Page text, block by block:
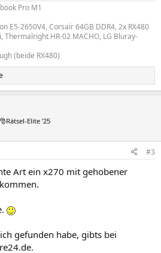
Pro M1
E5-2650V4, Corsair 64GB DDR4, 2x RX480
Thermalright HR-02 MACHO, LG Bluray-
(beide RX480)
🎅Rätsel-Elite ’25
#3
Art ein x270 mit gehobener
gefunden habe, gibts bei